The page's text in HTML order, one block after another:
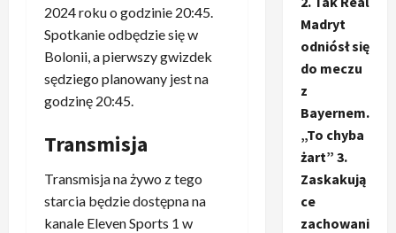
2024 roku o godzinie 20:45.
Spotkanie odbędzie się w
Bolonii, a pierwszy gwizdek
sędziego planowany jest na
godzinę 20:45.
Transmisja
Transmisja na żywo z tego
starcia będzie dostępna na
kanale Eleven Sports 1 w
Madryt
odniósł się
do meczu
z
Bayernem.
„To chyba
żart” 3.
Zaskakują
ce
zachowani